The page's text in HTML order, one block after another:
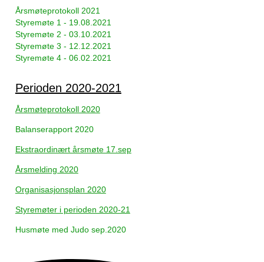
Årsmøteprotokoll 2021
Styremøte 1 - 19.08.2021
Styremøte 2 - 03.10.2021
Styremøte 3 - 12.12.2021
Styremøte 4 - 06.02.2021
Perioden 2020-2021
Årsmøteprotokoll 2020
Balanserapport 2020
Ekstraordinært årsmøte 17.sep
Årsmelding 2020
Organisasjonsplan 2020
Styremøter i perioden 2020-21
Husmøte med Judo sep.2020